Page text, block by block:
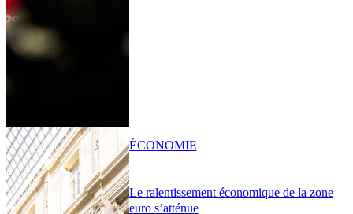
Le ralentissement économique de la zone
euro s’atténue
ÉCONOMIE